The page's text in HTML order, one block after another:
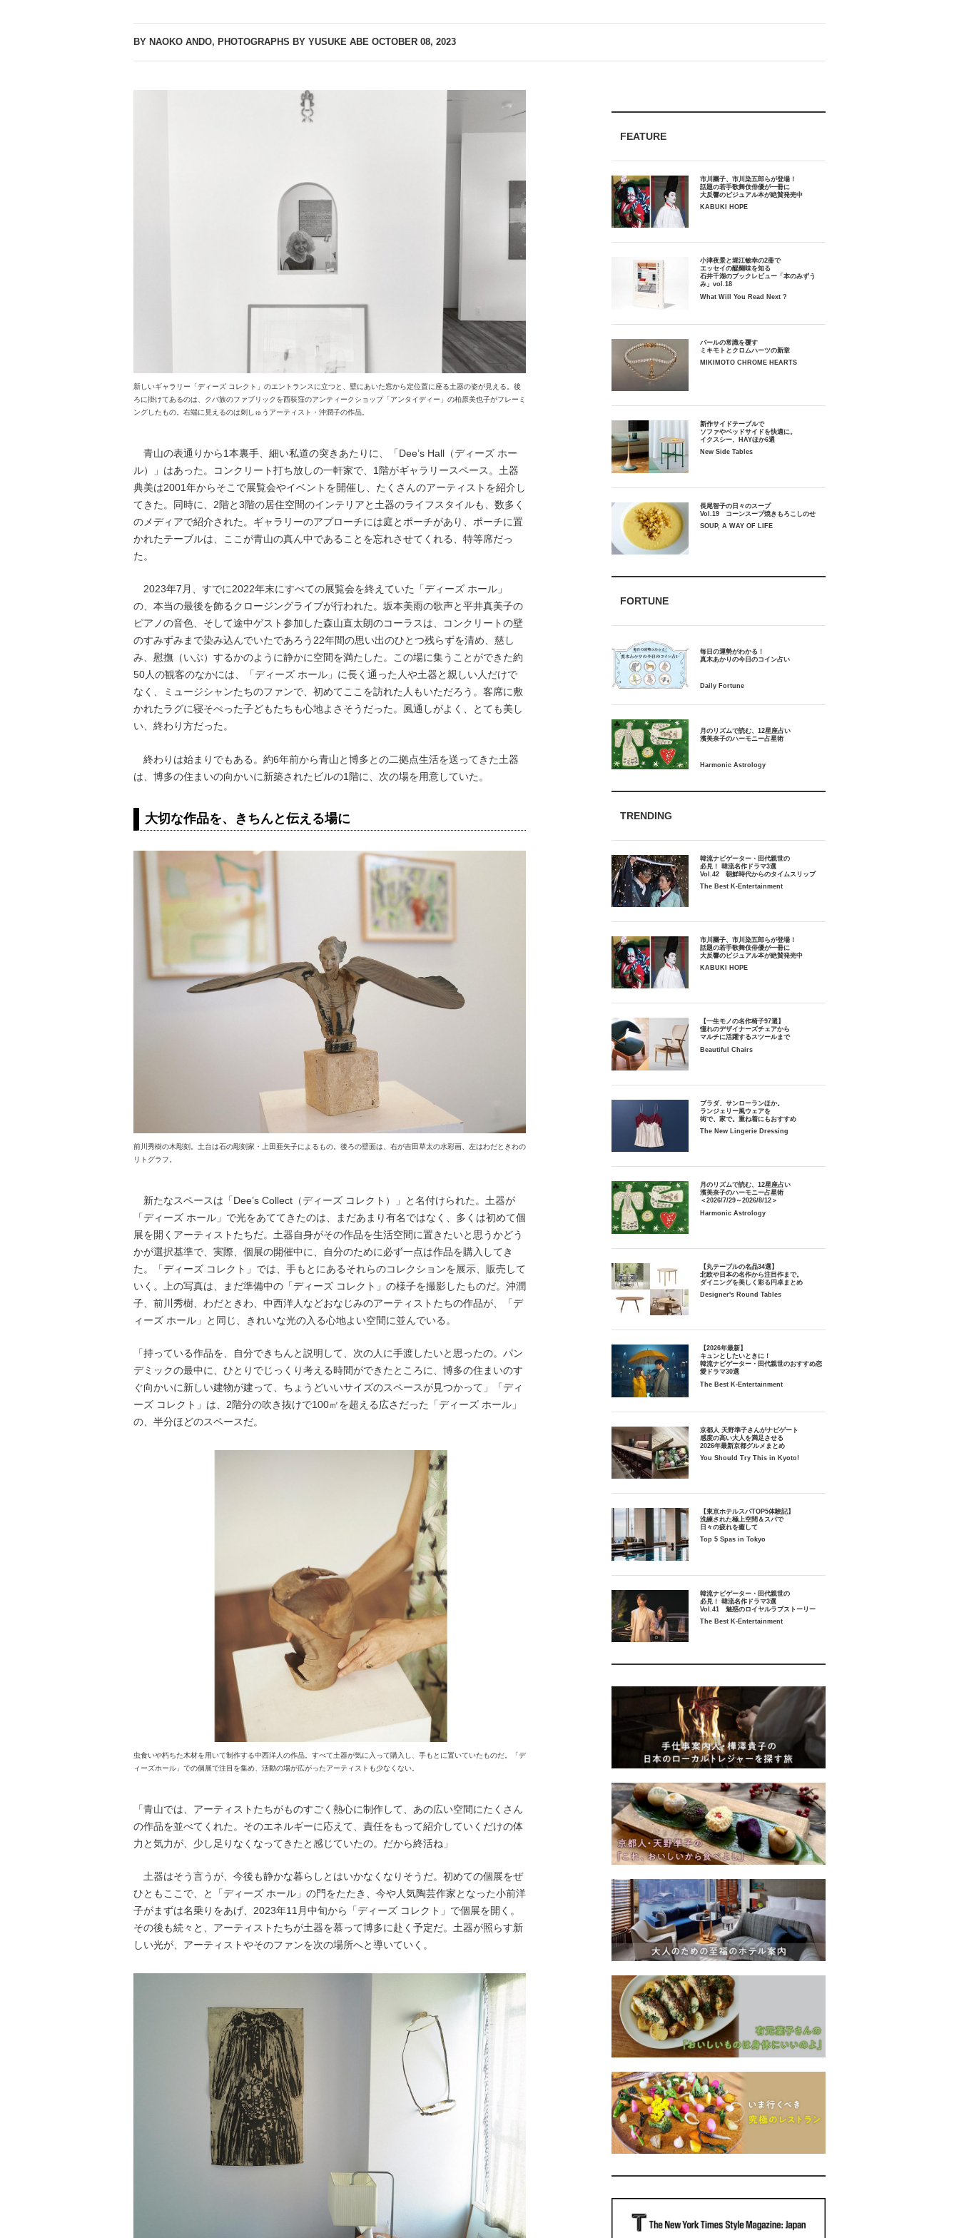
BY NAOKO ANDO, PHOTOGRAPHS BY YUSUKE ABE OCTOBER 08, 2023
新しいギャラリー「ディーズ コレクト」のエントランスに立つと、壁にあいた窓から定位置に座る土器の姿が見える。後
ろに掛けてあるのは、クバ族のファブリックを西荻窪のアンティークショップ「アンタイディー」の柏原美也子がフレーミ
ングしたもの。右端に見えるのは刺しゅうアーティスト・沖潤子の作品。
青山の表通りから1本裏手、細い私道の突きあたりに、「Dee’s Hall（ディーズ ホー
ル）」はあった。コンクリート打ち放しの一軒家で、1階がギャラリースペース。土器
典美は2001年からそこで展覧会やイベントを開催し、たくさんのアーティストを紹介し
てきた。同時に、2階と3階の居住空間のインテリアと土器のライフスタイルも、数多く
のメディアで紹介された。ギャラリーのアプローチには庭とポーチがあり、ポーチに置
かれたテーブルは、ここが青山の真ん中であることを忘れさせてくれる、特等席だっ
た。
2023年7月、すでに2022年末にすべての展覧会を終えていた「ディーズ ホール」
の、本当の最後を飾るクロージングライブが行われた。坂本美雨の歌声と平井真美子の
ピアノの音色、そして途中ゲスト参加した森山直太朗のコーラスは、コンクリートの壁
のすみずみまで染み込んでいたであろう22年間の思い出のひとつ残らずを清め、慈し
み、慰撫（いぶ）するかのように静かに空間を満たした。この場に集うことができた約
50人の観客のなかには、「ディーズ ホール」に長く通った人や土器と親しい人だけで
なく、ミュージシャンたちのファンで、初めてここを訪れた人もいただろう。客席に敷
かれたラグに寝そべった子どもたちも心地よさそうだった。風通しがよく、とても美し
い、終わり方だった。
終わりは始まりでもある。約6年前から青山と博多との二拠点生活を送ってきた土器
は、博多の住まいの向かいに新築されたビルの1階に、次の場を用意していた。
大切な作品を、きちんと伝える場に
前川秀樹の木彫刻。土台は石の彫刻家・上田亜矢子によるもの。後ろの壁面は、右が吉田草太の水彩画、左はわだときわの
リトグラフ。
新たなスペースは「Dee’s Collect（ディーズ コレクト）」と名付けられた。土器が
「ディーズ ホール」で光をあててきたのは、まだあまり有名ではなく、多くは初めて個
展を開くアーティストたちだ。土器自身がその作品を生活空間に置きたいと思うかどう
かが選択基準で、実際、個展の開催中に、自分のために必ず一点は作品を購入してき
た。「ディーズ コレクト」では、手もとにあるそれらのコレクションを展示、販売して
いく。上の写真は、まだ準備中の「ディーズ コレクト」の様子を撮影したものだ。沖潤
子、前川秀樹、わだときわ、中西洋人などおなじみのアーティストたちの作品が、「デ
ィーズ ホール」と同じ、きれいな光の入る心地よい空間に並んでいる。
「持っている作品を、自分できちんと説明して、次の人に手渡したいと思ったの。パン
デミックの最中に、ひとりでじっくり考える時間ができたところに、博多の住まいのす
ぐ向かいに新しい建物が建って、ちょうどいいサイズのスペースが見つかって」「ディ
ーズ コレクト」は、2階分の吹き抜けで100㎡を超える広さだった「ディーズ ホール」
の、半分ほどのスペースだ。
虫食いや朽ちた木材を用いて制作する中西洋人の作品。すべて土器が気に入って購入し、手もとに置いていたものだ。「デ
ィーズホール」での個展で注目を集め、活動の場が広がったアーティストも少なくない。
「青山では、アーティストたちがものすごく熱心に制作して、あの広い空間にたくさん
の作品を並べてくれた。そのエネルギーに応えて、責任をもって紹介していくだけの体
力と気力が、少し足りなくなってきたと感じていたの。だから終活ね」
土器はそう言うが、今後も静かな暮らしとはいかなくなりそうだ。初めての個展をぜ
ひともここで、と「ディーズ ホール」の門をたたき、今や人気陶芸作家となった小前洋
子がまずは名乗りをあげ、2023年11月中旬から「ディーズ コレクト」で個展を開く。
その後も続々と、アーティストたちが土器を慕って博多に赴く予定だ。土器が照らす新
しい光が、アーティストやそのファンを次の場所へと導いていく。
FEATURE
市川團子、市川染五郎らが登場！
話題の若手歌舞伎俳優が一冊に
大反響のビジュアル本が絶賛発売中
KABUKI HOPE
小津夜景と堀江敏幸の2冊で
エッセイの醍醐味を知る
石井千湖のブックレビュー「本のみずう
み」vol.18
What Will You Read Next ?
パールの常識を覆す
ミキモトとクロムハーツの新章
MIKIMOTO CHROME HEARTS
新作サイドテーブルで
ソファやベッドサイドを快適に。
イクスシー、HAYほか6選
New Side Tables
長尾智子の日々のスープ
Vol.19 コーンスープ焼きもろこしのせ
SOUP, A WAY OF LIFE
FORTUNE
毎日の運勢がわかる！
月のリズムで読む、12星座占い
TRENDING
韓流ナビゲーター・田代親世の
必見！ 韓流名作ドラマ3選
Vol.42 朝鮮時代からのタイムスリップ
The Best K-Entertainment
市川團子、市川染五郎らが登場！
話題の若手歌舞伎俳優が一冊に
大反響のビジュアル本が絶賛発売中
KABUKI HOPE
【一生モノの名作椅子97選】
憧れのデザイナーズチェアから
マルチに活躍するスツールまで
Beautiful Chairs
プラダ、サンローランほか。
ランジェリー風ウェアを
街で、家で。重ね着にもおすすめ
The New Lingerie Dressing
月のリズムで読む、12星座占い
濱美奈子のハーモニー占星術
＜2026/7/29～2026/8/12＞
Harmonic Astrology
【丸テーブルの名品34選】
北欧や日本の名作から注目作まで。
ダイニングを美しく彩る円卓まとめ
Designer's Round Tables
【2026年最新】
キュンとしたいときに！
韓流ナビゲーター・田代親世のおすすめ恋
愛ドラマ30選
The Best K-Entertainment
京都人 天野準子さんがナビゲート
感度の高い大人を満足させる
2026年最新京都グルメまとめ
You Should Try This in Kyoto!
【東京ホテルスパTOP5体験記】
洗練された極上空間＆スパで
日々の疲れを癒して
Top 5 Spas in Tokyo
韓流ナビゲーター・田代親世の
必見！ 韓流名作ドラマ3選
Vol.41 魅惑のロイヤルラブストーリー
The Best K-Entertainment